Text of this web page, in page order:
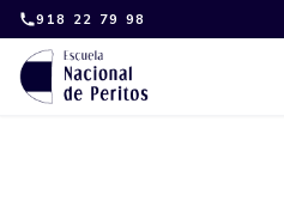
Skip
to
content
918 22 79 98